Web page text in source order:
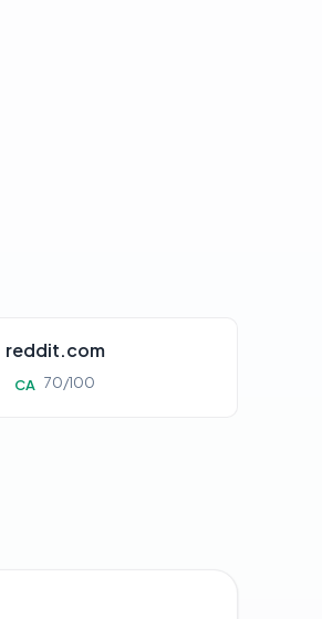
reddit.com
CA 70/100